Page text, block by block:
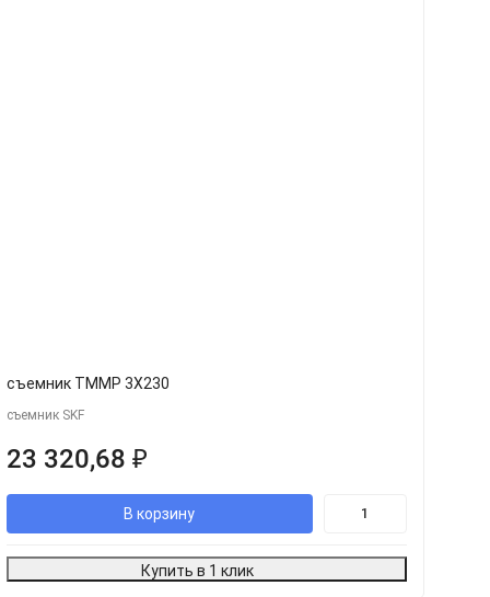
съемник TMMP 3X230
съемник SKF
23 320,68 ₽
В корзину
Купить в 1 клик